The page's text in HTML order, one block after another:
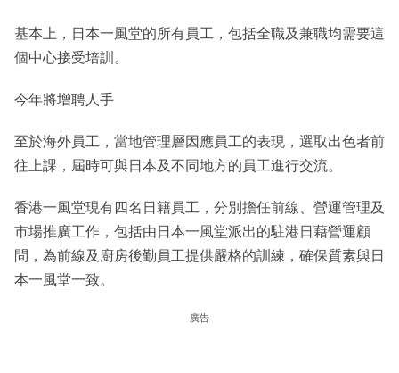
基本上，日本一風堂的所有員工，包括全職及兼職均需要這
個中心接受培訓。
今年將增聘人手
至於海外員工，當地管理層因應員工的表現，選取出色者前
往上課，屆時可與日本及不同地方的員工進行交流。
香港一風堂現有四名日籍員工，分別擔任前線、營運管理及
市場推廣工作，包括由日本一風堂派出的駐港日藉營運顧
問，為前線及廚房後勤員工提供嚴格的訓練，確保質素與日
本一風堂一致。
廣告